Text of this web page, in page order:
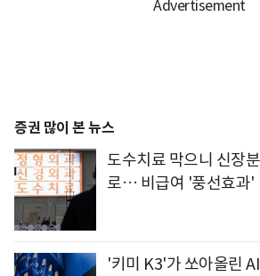
증권 많이 본 뉴스
도수치료 막으니 신장
로… 비급여 '풍선효과'
'키미 K3'가 쏘아올린